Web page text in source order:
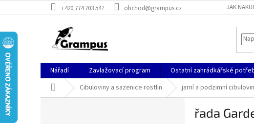
na
+420 774 703 547 obchod@grampus.cz JAK
Nářadí Zavlažovací program Ostatní zahrádkářské
Domů Cibuloviny a sazenice rostlin jarní a podzimní
řada